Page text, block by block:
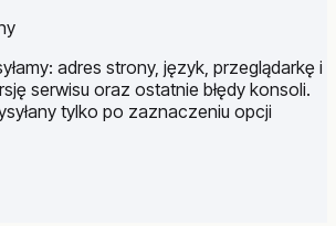
adres strony, język, przeglądarkę i
serwisu oraz ostatnie błędy konsoli.
tylko po zaznaczeniu opcji